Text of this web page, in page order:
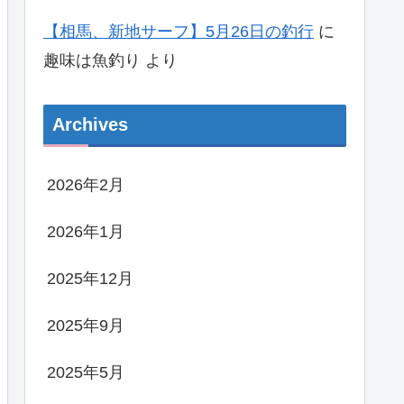
【相馬、新地サーフ】5月26日の釣行 に
趣味は魚釣り より
Archives
2026年2月
2026年1月
2025年12月
2025年9月
2025年5月